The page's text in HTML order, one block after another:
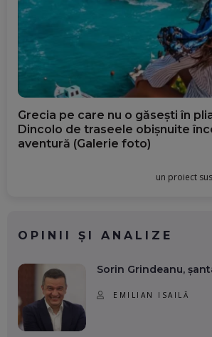
Grecia pe care nu o găsești în
Dincolo de traseele obișnuite
aventură (Galerie foto)
un proiect
OPINII ȘI ANALIZE
Sorin Grindeanu,
EMILIAN ISAILĂ